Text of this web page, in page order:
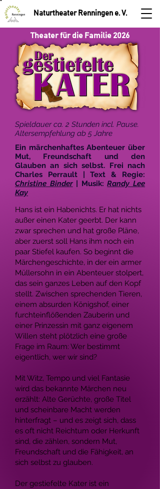
Naturtheater Renningen e. V.
Theater für die Familie 2026
Spieldauer ca. 2 Stunden incl. Pause.
Altersempfehlung ab 5 Jahre
Ein märchenhaftes Abenteuer über
Mut, Freundschaft und den
Glauben an sich selbst. Frei nach
Charles Perrault | Text & Regie:
Christine Binder| Musik:Randy Lee
Kay
Hans ist ein Habenichts. Er hat nichts
außer einen Kater geerbt. Der kann
zwar sprechen und hat große Pläne,
aber zuerst soll Hans ihm noch ein
paar Stiefel kaufen. So beginnt die
Märchengeschichte, in der ein armer
Müllersohn in ein Abenteuer stolpert,
das sein ganzes Leben auf den Kopf
stellt. Zwischen sprechenden Tieren,
einem absurden Königshof, einer
furchteinflößenden Zauberin und
einer Prinzessin mit ganz eigenem
Willen steht plötzlich eine große
Frage im Raum: Wer bestimmt
eigentlich, wer wir sind?
Mit Witz, Tempo und viel Fantasie
wird das bekannte Märchen neu
erzählt: Alte Gerüchte, große Titel
und scheinbare Macht werden
hinterfragt – und es zeigt sich, dass
es oft nicht Reichtum oder Herkunft
sind, die zählen, sondern Mut,
Freundschaft und die Fähigkeit, an
sich selbst zu glauben.
Der gestiefelte Kater ist ein